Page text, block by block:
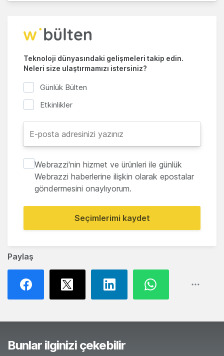
Paylaş
Teknoloji dünyasındaki gelişmeleri takip edin.
Neleri size ulaştırmamızı istersiniz?
Günlük Bülten
Etkinlikler
Webrazzi'nin hizmet ve ürünleri ile günlük
Webrazzi haberlerine ilişkin olarak epostalar
göndermesini onaylıyorum.
Seçimlerimi kaydet
Bunlar ilginizi çekebilir